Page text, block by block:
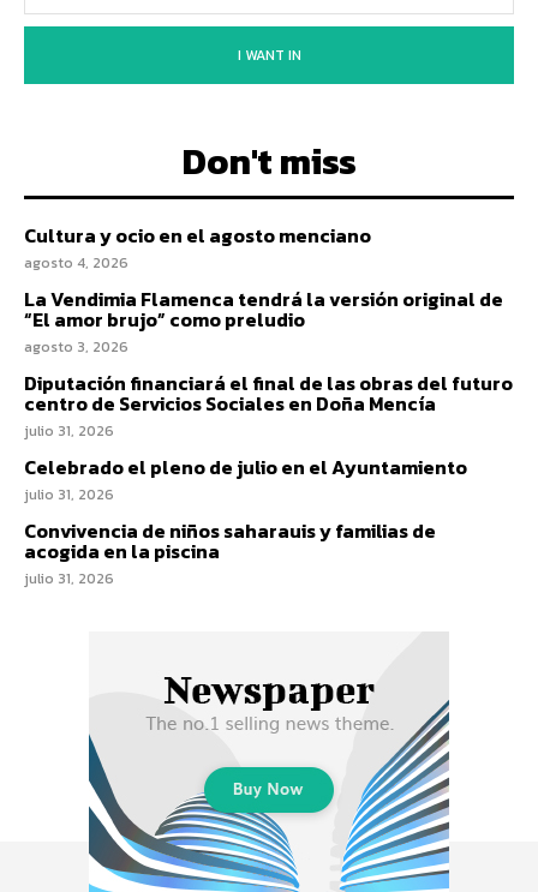
I WANT IN
Don't miss
Cultura y ocio en el agosto menciano
agosto 4, 2026
La Vendimia Flamenca tendrá la versión original de
“El amor brujo” como preludio
agosto 3, 2026
Diputación financiará el final de las obras del futuro
centro de Servicios Sociales en Doña Mencía
julio 31, 2026
Celebrado el pleno de julio en el Ayuntamiento
julio 31, 2026
Convivencia de niños saharauis y familias de
acogida en la piscina
julio 31, 2026